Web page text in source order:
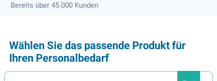
Bereits über 45.000 Kunden
Wählen Sie das passende Produkt für
Ihren Personalbedarf